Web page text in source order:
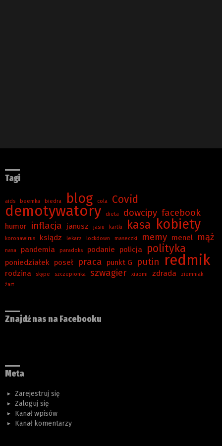
Tagi
aids beemka biedra blog cola Covid
demotywatory dieta dowcipy facebook
humor inflacja janusz jasiu kartki kasa kobiety
koronawirus ksiądz lekarz lockdown maseczki memy menel mąż
nasa pandemia paradoks podanie policja polityka
poniedziałek poseł praca punkt G putin redmik
rodzina skype szczepionka szwagier xiaomi zdrada
ziemniak
żart
Znajdź nas na Facebooku
Meta
Zarejestruj się
Zaloguj się
Kanał wpisów
Kanał komentarzy